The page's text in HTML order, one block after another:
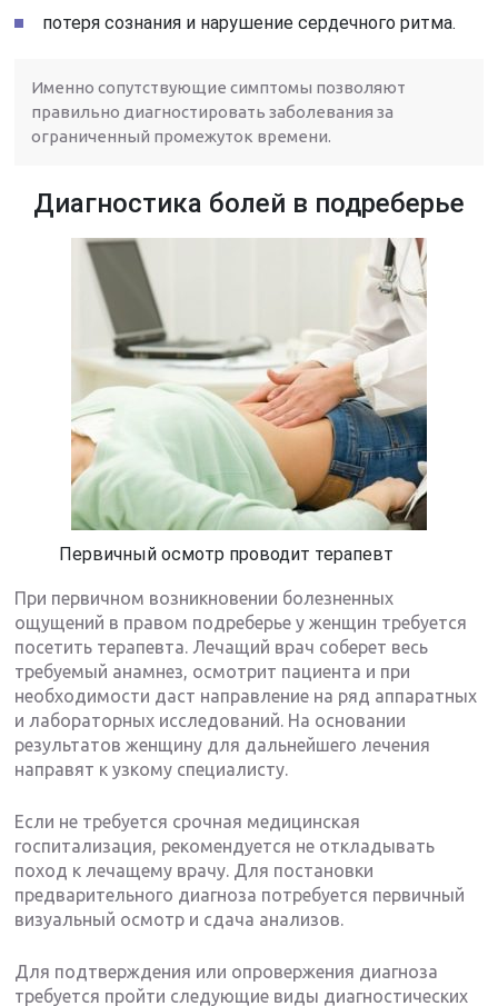
потеря сознания и нарушение сердечного ритма.
Именно сопутствующие симптомы позволяют
правильно диагностировать заболевания за
ограниченный промежуток времени.
Диагностика болей в подреберье
Первичный осмотр проводит терапевт
При первичном возникновении болезненных
ощущений в правом подреберье у женщин требуется
посетить терапевта. Лечащий врач соберет весь
требуемый анамнез, осмотрит пациента и при
необходимости даст направление на ряд аппаратных
и лабораторных исследований. На основании
результатов женщину для дальнейшего лечения
направят к узкому специалисту.
Если не требуется срочная медицинская
госпитализация, рекомендуется не откладывать
поход к лечащему врачу. Для постановки
предварительного диагноза потребуется первичный
визуальный осмотр и сдача анализов.
Для подтверждения или опровержения диагноза
требуется пройти следующие виды диагностических